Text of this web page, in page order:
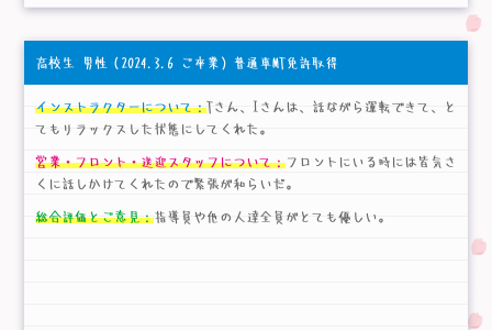
高校生 男性 （2024.3.6 ご卒業）普通車MT免許取得
インストラクターについて：Tさん、Iさんは、話ながら運転できて、と
てもリラックスした状態にしてくれた。
営業・フロント・送迎スタッフについて：フロントにいる時には皆気さ
くに話しかけてくれたので緊張が和らいだ。
総合評価とご意見：指導員や他の人達全員がとても優しい。